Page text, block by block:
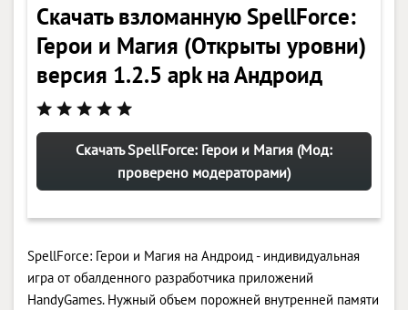
Скачать взломанную SpellForce:
Герои и Магия (Открыты уровни)
версия 1.2.5 apk на Андроид
Скачать SpellForce: Герои и Магия (Мод:
проверено модераторами)
SpellForce: Герои и Магия на Андроид - индивидуальная
игра от обалденного разработчика приложений
HandyGames. Нужный объем порожней внутренней памяти